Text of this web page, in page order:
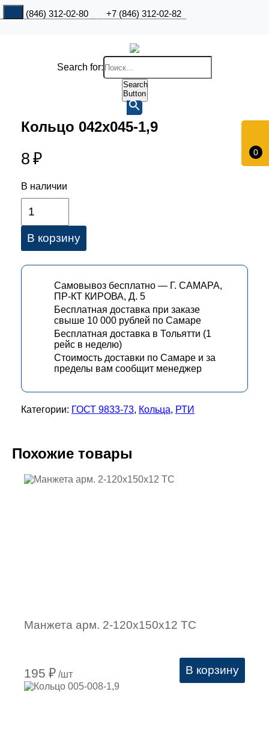
+7 (846) 312-02-80 +7 (846) 312-02-82
0
Search for:
Search
Button
Кольцо 042х045-1,9
8 ₽
В наличии
В корзину
Самовывоз бесплатно — Г. САМАРА,
ПР-КТ КИРОВА, Д. 5
Бесплатная доставка при заказе
свыше 10 000 рублей по Самаре
Бесплатная доставка в Тольятти (1
рейс в неделю)
Стоимость доставки по Самаре и за
пределы вам сообщит менеджер
Категории: ГОСТ 9833-73, Кольца, РТИ
Похожие товары
Манжета арм. 2-120х150х12 ТС
195 ₽ /шт В корзину